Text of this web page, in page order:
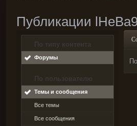
Публикации
По типу контента
Форумы
По пользователю
Темы и сообщения
Все темы
Все сообщения